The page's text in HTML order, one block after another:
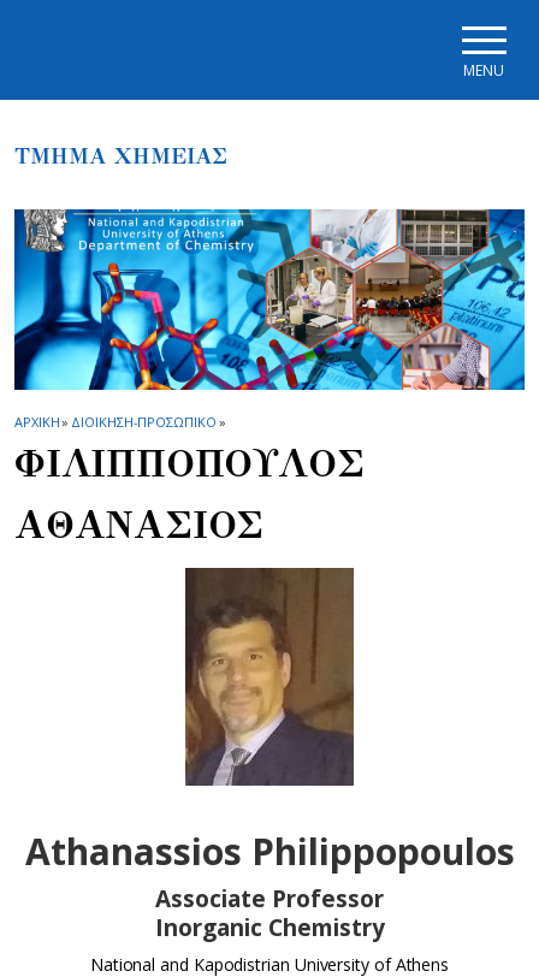
MENU
ΤΜΗΜΑ ΧΗΜΕΙΑΣ
ΑΡΧΙΚΗ» ΔΙΟΙΚΗΣΗ-ΠΡΟΣΩΠΙΚΟ »
ΦΙΛΙΠΠΟΠΟΥΛΟΣ
ΑΘΑΝΑΣΙΟΣ
Athanassios Philippopoulos
Associate Professor
Inorganic Chemistry
National and Kapodistrian University of Athens